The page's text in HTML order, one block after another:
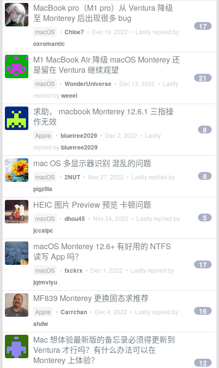
MacBook pro（M1 pro）从 Ventura 降级
至 Monterey 后出现很多 bug
macOS • Chloe7 • Dec 19, 2022 • Lastly replied by
oxromantic
17
M1 MacBook Air 降级 macOS Monterey 还
是留在 Ventura 继续观望
macOS • WonderUniverse • Dec 13, 2022 • Lastly
replied byweeei
21
求助， macbook Monterey 12.6.1 三指操
作无效
Apple • bluetree2029 • Dec 2, 2022 • Lastly
replied bybluetree2029
8
mac OS 多显示器识别 混乱的问题
macOS • 2NUT • Nov 27, 2022 • Lastly replied by
pigzilla
8
HEIC 图片 Preview 预览 卡顿问题
macOS • dhou45 • Nov 24, 2022 • Lastly replied by
jccaipc
5
macOS Monterey 12.6+ 有好用的 NTFS
读写 App 吗？
macOS • fxckrx • Dec 1, 2022 • Lastly replied by
jqtmviyu
17
MF839 Monterey 更换固态求推荐
Apple • Carrchan • Dec 4, 2022 • Lastly replied by
ahdw
16
Mac 想体验最新版的备忘录必须得更新到
Ventura 才行吗？有什么办法可以在
Monterey 上体验？
12